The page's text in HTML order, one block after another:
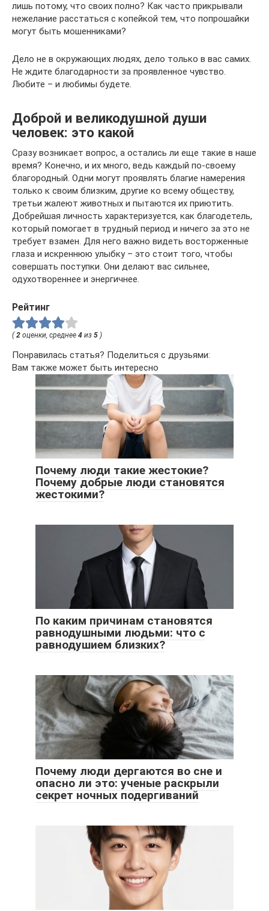
лишь потому, что своих полно? Как часто прикрывали
нежелание расстаться с копейкой тем, что попрошайки
могут быть мошенниками?
Дело не в окружающих людях, дело только в вас самих.
Не ждите благодарности за проявленное чувство.
Любите – и любимы будете.
Доброй и великодушной души
человек: это какой
Сразу возникает вопрос, а остались ли еще такие в наше
время? Конечно, и их много, ведь каждый по-своему
благородный. Одни могут проявлять благие намерения
только к своим близким, другие ко всему обществу,
третьи жалеют животных и пытаются их приютить.
Добрейшая личность характеризуется, как благодетель,
который помогает в трудный период и ничего за это не
требует взамен. Для него важно видеть восторженные
глаза и искреннюю улыбку – это стоит того, чтобы
совершать поступки. Они делают вас сильнее,
одухотвореннее и энергичнее.
Рейтинг
( 2 оценки, среднее 4 из 5 )
Понравилась статья? Поделиться с друзьями:
Вам также может быть интересно
Почему люди такие жестокие?
Почему добрые люди становятся
жестокими?
По каким причинам становятся
равнодушными людьми: что с
равнодушием близких?
Почему люди дергаются во сне и
опасно ли это: ученые раскрыли
секрет ночных подергиваний